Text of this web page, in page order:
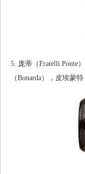
5. 庞蒂（Fratelli Ponte
（Bonarda），皮埃蒙